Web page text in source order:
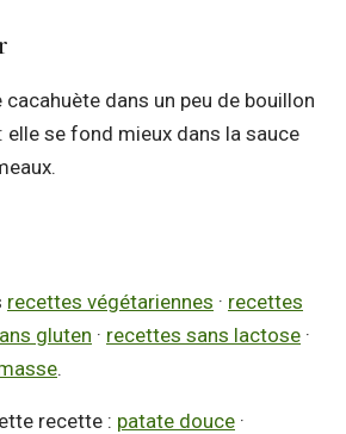
cacahuète dans un peu de bouillon
elle se fond mieux dans la sauce
recettes végétariennes · recettes
gluten · recettes sans lactose ·
.
recette : patate douce ·